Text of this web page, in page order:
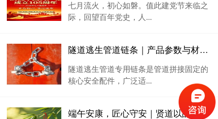
七月流火，初心如磐。值此建党节来临之
际，回望百年党史，人...
隧道逃生管道链条｜产品参数与材质性能说明
隧道逃生管道专用链条是管道拼接固定的
核心安全配件，广泛适...
端午安康，匠心守安｜贤道以品质守护每一份团圆